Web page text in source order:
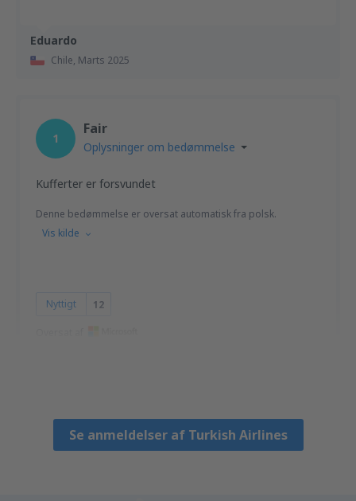
Eduardo
Chile, Marts 2025
1
Fair
Oplysninger om bedømmelse
Kufferter er forsvundet
Denne bedømmelse er oversat automatisk fra polsk.
Vis kilde
Nyttigt 12
Se anmeldelser af Turkish Airlines